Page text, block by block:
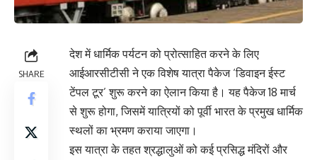
SHARE
देश में धार्मिक पर्यटन को प्रोत्साहित करने के लिए
आईआरसीटीसी ने एक विशेष यात्रा पैकेज ‘डिवाइन ईस्ट
टेंपल टूर’ शुरू करने का ऐलान किया है। यह पैकेज 18 मार्च
से शुरू होगा, जिसमें यात्रियों को पूर्वी भारत के प्रमुख धार्मिक
स्थलों का भ्रमण कराया जाएगा।
इस यात्रा के तहत श्रद्धालुओं को कई प्रसिद्ध मंदिरों और